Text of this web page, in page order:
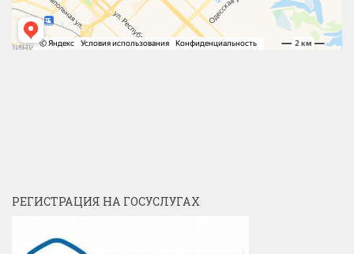
РЕГИСТРАЦИЯ НА ГОСУСЛУГАХ